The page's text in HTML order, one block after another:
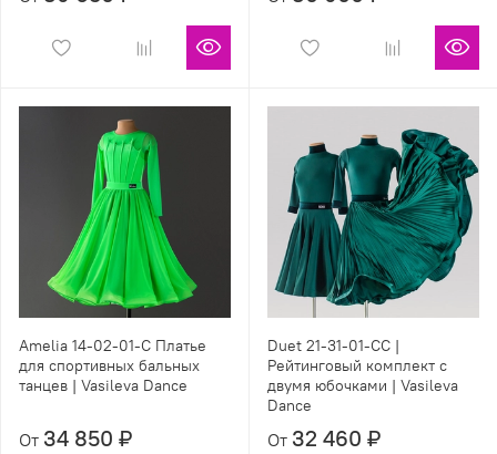
Amelia 14-02-01-C Платье
для спортивных бальных
танцев | Vasileva Dance
От 34 850 ₽
Duet 21-31-01-СC |
Рейтинговый комплект с
двумя юбочками | Vasileva
Dance
От 32 460 ₽